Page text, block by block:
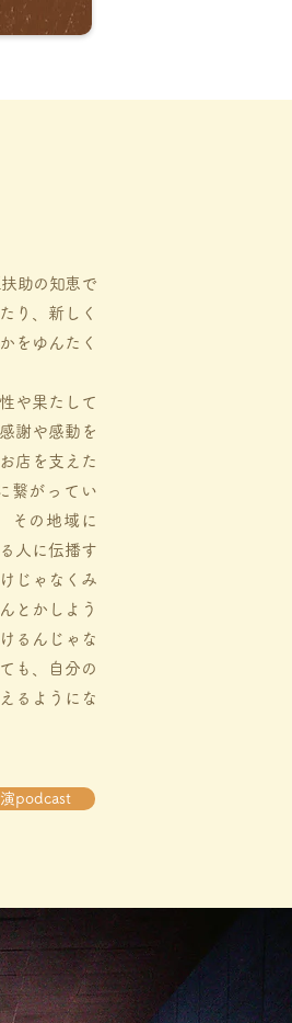
助の知恵で
り、新しく
をゆんたく
や果たして
謝や感動を
店を支えた
繋がってい
その地域に
人に伝播す
じゃなくみ
とかしよう
るんじゃな
も、自分の
るようにな
podcast